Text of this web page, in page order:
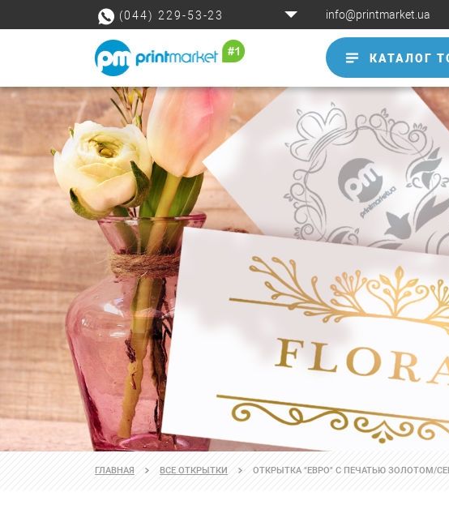
(044) 229-53-23 info@printmarket.ua
КАТАЛОГ
ГЛАВНАЯ ВСЕ ОТКРЫТКИ ОТКРЫТКА "ЕВРО" С ПЕЧАТЬЮ ЗОЛОТОМ/